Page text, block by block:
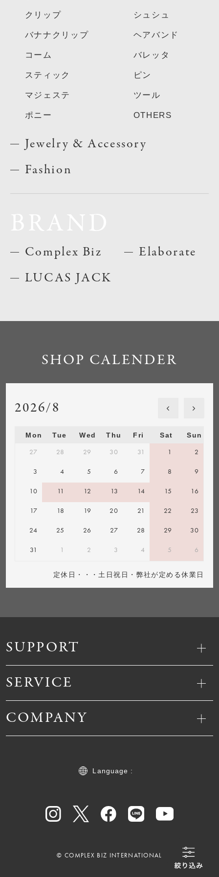
クリップ
バナナクリップ
コーム
スティック
マジェステ
ポニー
シュシュ
ヘアバンド
バレッタ
ピン
ツール
OTHERS
Jewelry & Accessory
Fashion
Complex Biz
LUCAS JACK
Elaborate
SUPPORT
SERVICE
COMPANY
Language :
© COMPLEX BIZ INTERNATIONAL
SHOP CALENDER
2026/8
Mon Tue Wed Thu Fri Sat Sun
27 28 29 30 31 1 2
3 4 5 6 7 8 9
10 11 12 13 14 15 16
17 18 19 20 21 22 23
24 25 26 27 28 29 30
31 1 2 3 4 5 6
定休日・・・土日祝日・弊社が定める休業日